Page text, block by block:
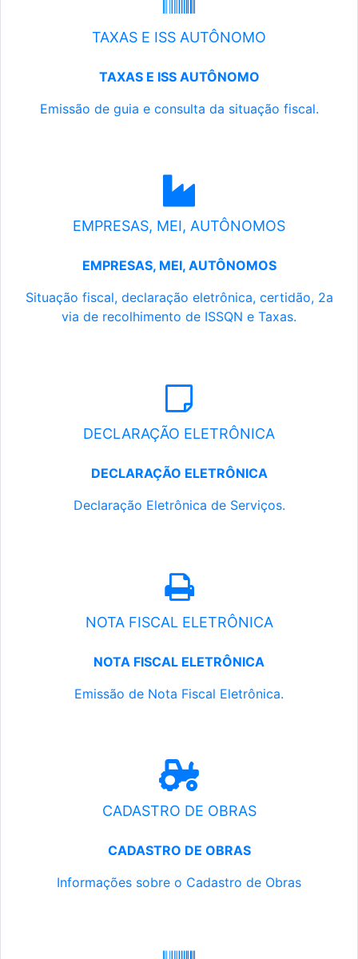
TAXAS E ISS AUTÔNOMO
TAXAS E ISS AUTÔNOMO
Emissão de guia e consulta da situação fiscal.
EMPRESAS, MEI, AUTÔNOMOS
EMPRESAS, MEI, AUTÔNOMOS
Situação fiscal, declaração eletrônica, certidão, 2a
via de recolhimento de ISSQN e Taxas.
DECLARAÇÃO ELETRÔNICA
DECLARAÇÃO ELETRÔNICA
Declaração Eletrônica de Serviços.
NOTA FISCAL ELETRÔNICA
NOTA FISCAL ELETRÔNICA
Emissão de Nota Fiscal Eletrônica.
CADASTRO DE OBRAS
CADASTRO DE OBRAS
Informações sobre o Cadastro de Obras